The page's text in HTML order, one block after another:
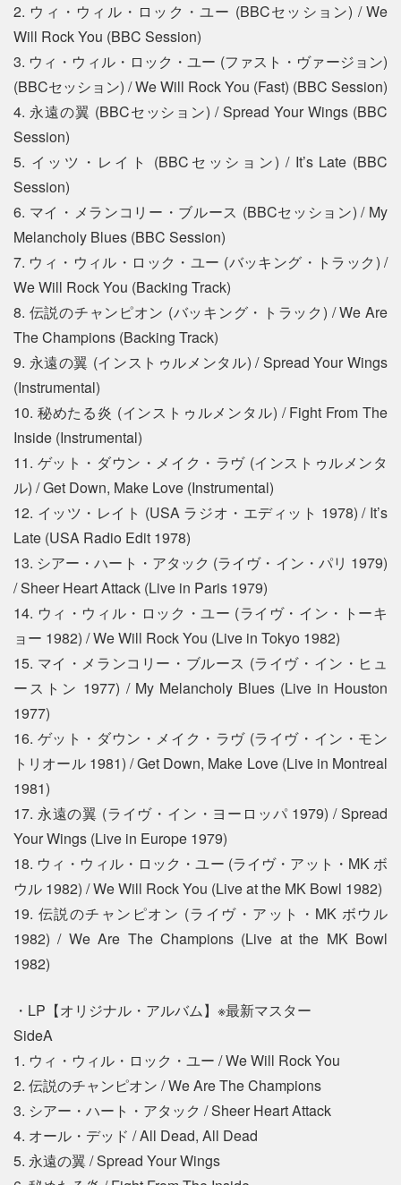
2. ウィ・ウィル・ロック・ユー (BBCセッション) / We
Will Rock You (BBC Session)
3. ウィ・ウィル・ロック・ユー (ファスト・ヴァージョン)
(BBCセッション) / We Will Rock You (Fast) (BBC Session)
4. 永遠の翼 (BBCセッション) / Spread Your Wings (BBC
Session)
5. イッツ・レイト (BBCセッション) / It’s Late (BBC
Session)
6. マイ・メランコリー・ブルース (BBCセッション) / My
Melancholy Blues (BBC Session)
7. ウィ・ウィル・ロック・ユー (バッキング・トラック) /
We Will Rock You (Backing Track)
8. 伝説のチャンピオン (バッキング・トラック) / We Are
The Champions (Backing Track)
9. 永遠の翼 (インストゥルメンタル) / Spread Your Wings
(Instrumental)
10. 秘めたる炎 (インストゥルメンタル) / Fight From The
Inside (Instrumental)
11. ゲット・ダウン・メイク・ラヴ (インストゥルメンタ
ル) / Get Down, Make Love (Instrumental)
12. イッツ・レイト (USA ラジオ・エディット 1978) / It’s
Late (USA Radio Edit 1978)
13. シアー・ハート・アタック (ライヴ・イン・パリ 1979)
/ Sheer Heart Attack (Live in Paris 1979)
14. ウィ・ウィル・ロック・ユー (ライヴ・イン・トーキ
ョー 1982) / We Will Rock You (Live in Tokyo 1982)
15. マイ・メランコリー・ブルース (ライヴ・イン・ヒュ
ーストン 1977) / My Melancholy Blues (Live in Houston
1977)
16. ゲット・ダウン・メイク・ラヴ (ライヴ・イン・モン
トリオール 1981) / Get Down, Make Love (Live in Montreal
1981)
17. 永遠の翼 (ライヴ・イン・ヨーロッパ 1979) / Spread
Your Wings (Live in Europe 1979)
18. ウィ・ウィル・ロック・ユー (ライヴ・アット・MK ボ
ウル 1982) / We Will Rock You (Live at the MK Bowl 1982)
19. 伝説のチャンピオン (ライヴ・アット・MK ボウル
1982) / We Are The Champions (Live at the MK Bowl
1982)
・LP【オリジナル・アルバム】※最新マスター
SideA
1. ウィ・ウィル・ロック・ユー / We Will Rock You
2. 伝説のチャンピオン / We Are The Champions
3. シアー・ハート・アタック / Sheer Heart Attack
4. オール・デッド / All Dead, All Dead
5. 永遠の翼 / Spread Your Wings